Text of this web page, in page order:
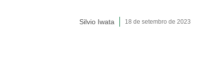
Silvio Iwata 18 de setembro de 2023